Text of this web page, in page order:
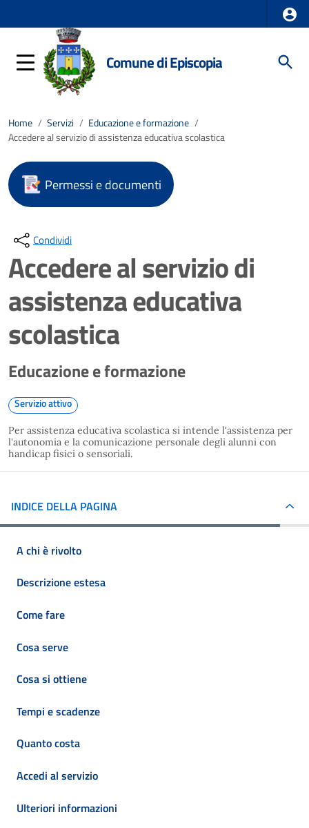
Comune di Episcopia
Home / Servizi / Educazione e formazione /
Accedere al servizio di assistenza educativa scolastica
Permessi e documenti
Condividi
Accedere al servizio di
assistenza educativa
scolastica
Educazione e formazione
Servizio attivo
Per assistenza educativa scolastica si intende l'assistenza per
l'autonomia e la comunicazione personale degli alunni con
handicap fisici o sensoriali.
INDICE DELLA PAGINA
A chi è rivolto
Descrizione estesa
Come fare
Cosa serve
Cosa si ottiene
Tempi e scadenze
Quanto costa
Accedi al servizio
Ulteriori informazioni